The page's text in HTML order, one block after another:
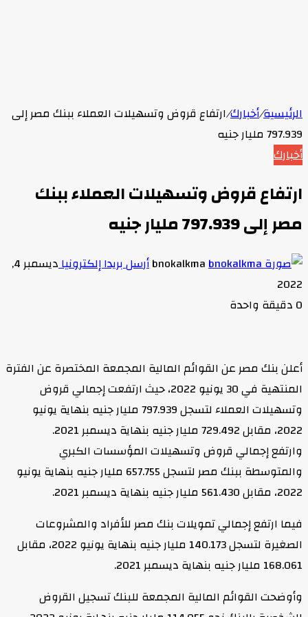
الرئيسية/أخبارك/ارتفاع قروض وتسهيلات العملاء ببنك مصر إلى
797.939 مليار جنيه
أخبارك
ارتفاع قروض وتسهيلات العملاء ببنك
مصر إلى 797.939 مليار جنيه
bnokalkmaأرسل بريدا إلكترونيا
ديسمبر 4,
2022
0 دقيقة واحدة
أعلن بنك مصر عن القوائم المالية المجمعة المختصرة عن الفترة
المنتهية في 30 يونيو 2022، حيث ارتفعت إجمالي قروض
وتسهيلات العملاء لتسجل 797.939 مليار جنيه بنهاية يونيو
2022، مقابل 729.492 مليار جنيه بنهاية ديسمبر 2021.
وارتفع إجمالي قروض وتسهيلات المؤسسات الكبري
والمتوسطة ببنك مصر لتسجل 657.755 مليار جنيه بنهاية يونيو
2022، مقابل 561.430 مليار جنيه بنهاية ديسمبر 2021.
فيما ارتفع إجمالي تمويلات بنك مصر للأفراد والمشروعات
الصغيرة لتسجل 140.173 مليار جنيه بنهاية يونيو 2022، مقابل
168.061 مليار جنيه بنهاية ديسمبر 2021.
وأوضحت القوائم المالية المجمعة للبنك تسجيل القروض